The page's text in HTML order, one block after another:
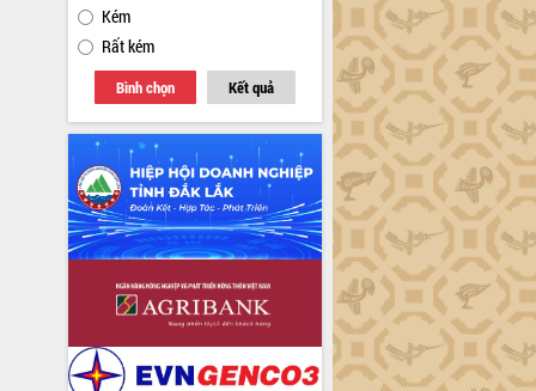
Kém
Rất kém
Bình chọn Kết quả